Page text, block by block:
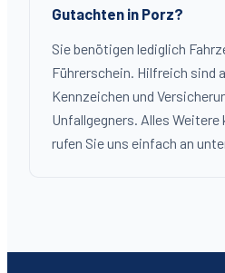
Gutachten in Porz?
Sie benötigen lediglich
Führerschein. Hilfreich sind
Kennzeichen und
Unfallgegners. Alles Weitere
rufen Sie uns einfach an